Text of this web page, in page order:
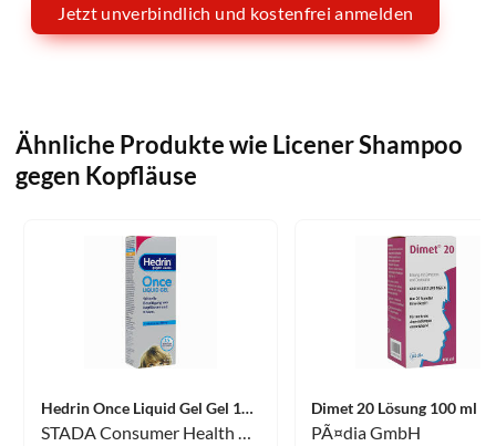
Jetzt unverbindlich und kostenfrei anmelden
Ähnliche Produkte wie Licener Shampoo
gegen Kopfläuse
Hedrin Once Liquid Gel Gel 100 ml
STADA Consumer Health Deutschland GmbH
Dimet 20 Lösung 100 ml
PÃ¤dia GmbH